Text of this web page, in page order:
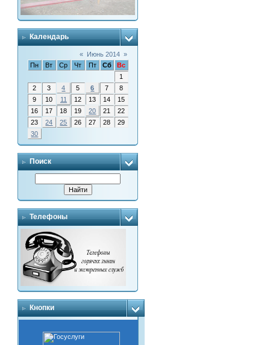
Календарь
« Июнь 2014 »
Пн
Вт Ср Чт Пт Сб
Вс
1
2
3 4 5 6 7
8
9
10 11 12 13 14
15
16
17 18 19 20 21
22
23
24 25 26 27 28
29
30
Поиск
Телефоны
Кнопки